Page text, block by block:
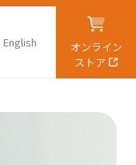
English
オンライン
ストア